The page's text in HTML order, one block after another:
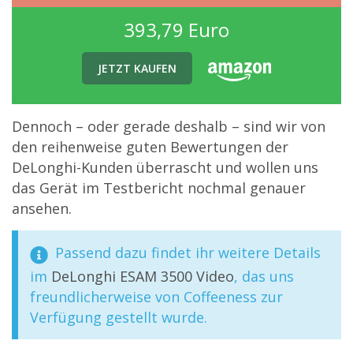
393,79 Euro
JETZT KAUFEN
Dennoch – oder gerade deshalb – sind wir von
den reihenweise guten Bewertungen der
DeLonghi-Kunden überrascht und wollen uns
das Gerät im Testbericht nochmal genauer
ansehen.
Passend dazu findet ihr weitere Details
im DeLonghi ESAM 3500 Video, das uns
freundlicherweise von Coffeeness zur
Verfügung gestellt wurde.